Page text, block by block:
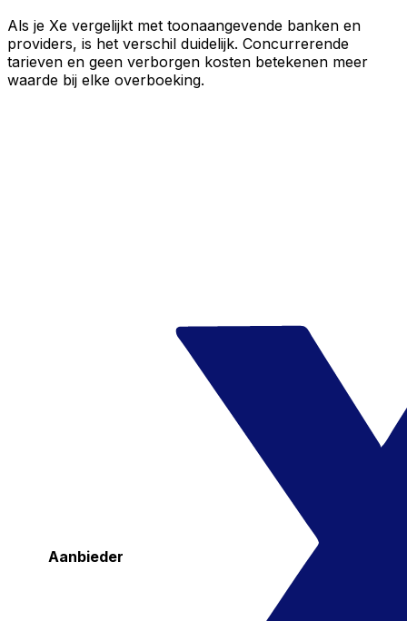
Als je Xe vergelijkt met toonaangevende banken en
providers, is het verschil duidelijk. Concurrerende
tarieven en geen verborgen kosten betekenen meer
waarde bij elke overboeking.
Aanbieder